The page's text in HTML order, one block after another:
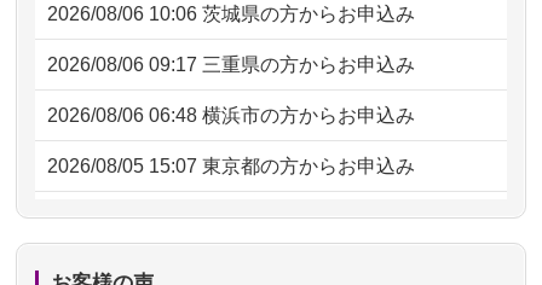
2026/08/06 10:06 茨城県の方からお申込み
2026/08/06 09:17 三重県の方からお申込み
2026/08/06 06:48 横浜市の方からお申込み
2026/08/05 15:07 東京都の方からお申込み
2026/08/05 11:33 神奈川の方からお申込み
2026/08/04 17:34